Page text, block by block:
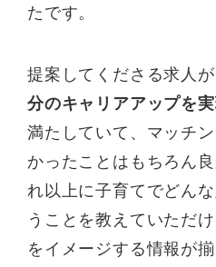
たです。
提案してくださる求人が
分のキャリアアップを
満たしていて、マッチ
かったことはもちろん
れ以上に子育てでどん
うことを教えていただ
をイメージする情報が